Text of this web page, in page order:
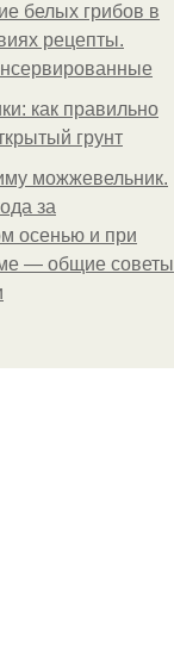
белых грибов в
рецепты.
как правильно
грунт
можжевельник.
за
осенью и при
— общие советы